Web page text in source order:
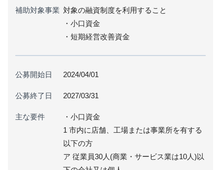
補助対象事業 対象の融資制度を利用すること
・小口資金
・短期経営改善資金
公募開始日 2024/04/01
公募終了日 2027/03/31
主な要件
・小口資金
1 市内に店舗、工場または事業所を有する
以下の方
ア 従業員30人(商業・サービス業は10人)以